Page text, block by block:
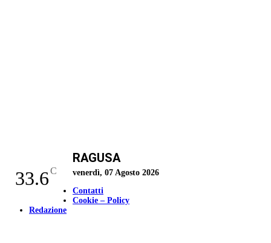
33.6C
RAGUSA
venerdì, 07 Agosto 2026
Contatti
Cookie – Policy
Redazione